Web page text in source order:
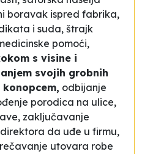
boravak ispred fabrika,
i suda, štrajk
pomoći,
s visine i
svojih grobnih
odbijanje
porodica na ulice,
zaključavanje
da uđe u firmu,
utovara robe